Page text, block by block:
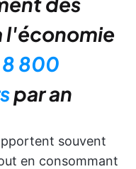
l'économie
8 800
par an
souvent
en consommant